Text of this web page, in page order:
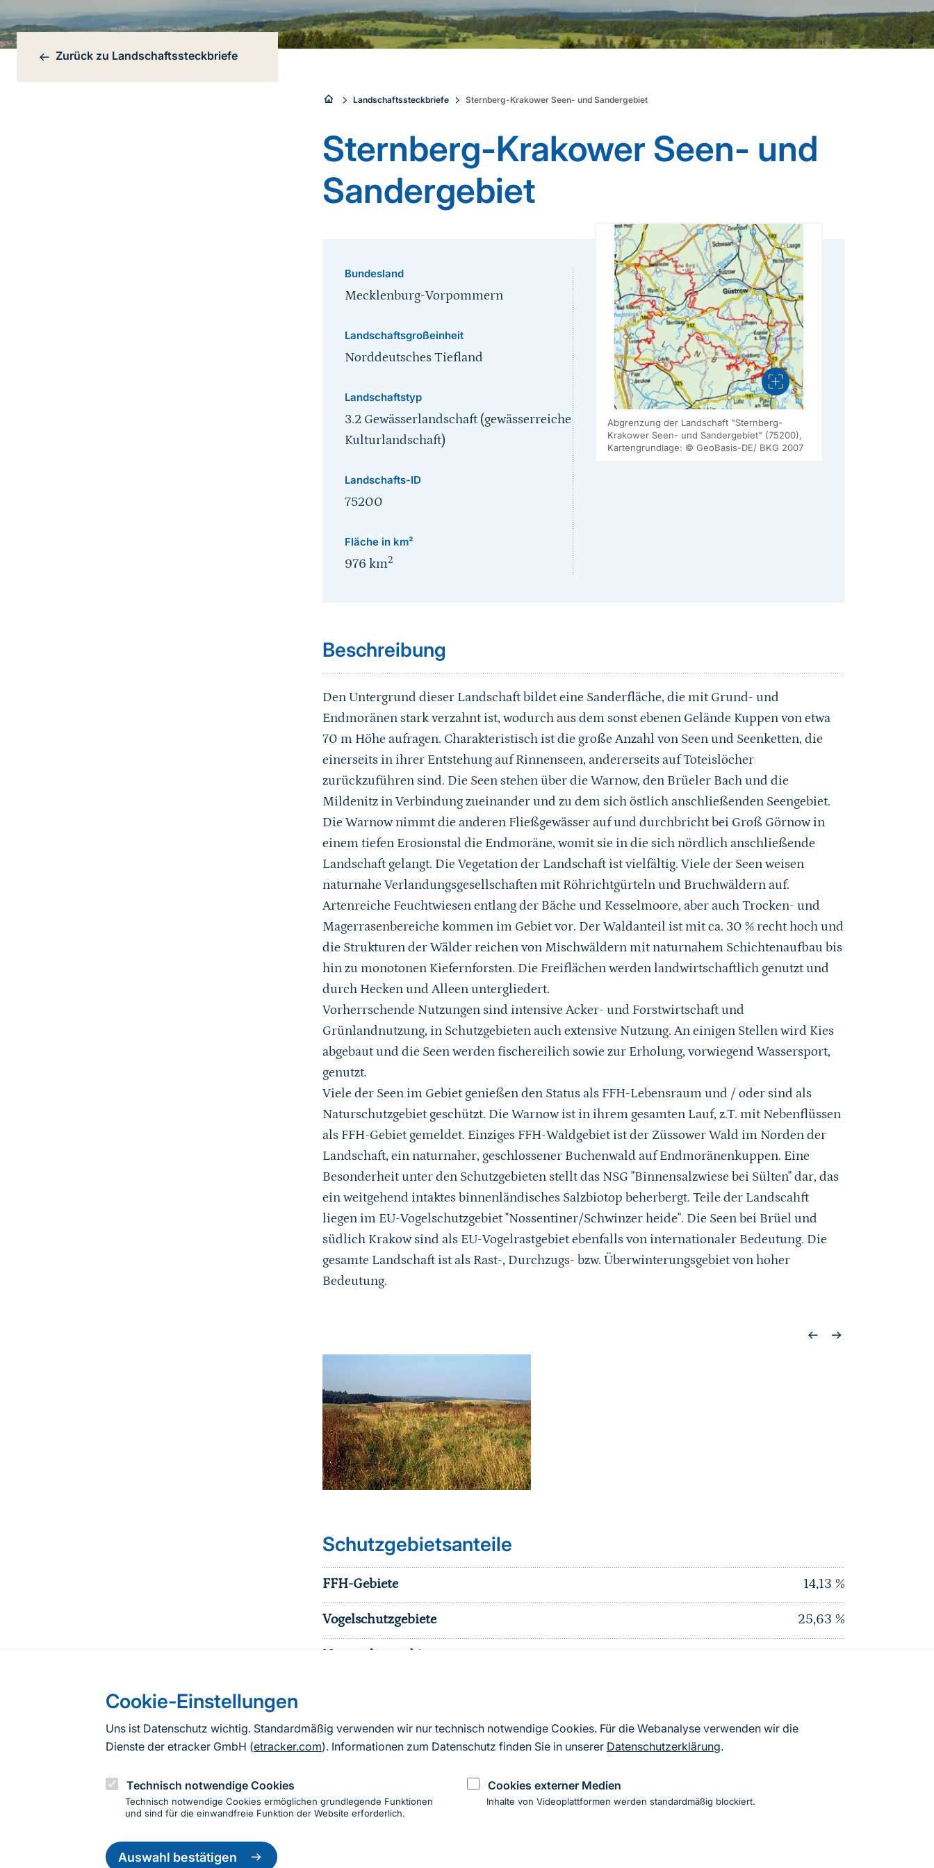
Cookie-Einstellungen
Uns ist Datenschutz wichtig. Standardmäßig verwenden wir nur technisch notwendige Cookies. Für die Webanalyse verwenden wir die
Dienste der etracker GmbH (etracker.com). Informationen zum Datenschutz finden Sie in unserer Datenschutzerklärung.
Technisch notwendige Cookies
Technisch notwendige Cookies ermöglichen grundlegende Funktionen
und sind für die einwandfreie Funktion der Website erforderlich.
Cookies externer Medien
Inhalte von Videoplattformen werden standardmäßig blockiert.
Auswahl bestätigen
Einwilligung
zurückziehen
Bereichsnavigation
Zurück zu Landschaftssteckbriefe
Sie
sind
hier:
Landschaftssteckbriefe Sternberg-Krakower Seen- und Sandergebiet
Sternberg-Krakower Seen- und
Sandergebiet
Bundesland
Mecklenburg-Vorpommern
Landschaftsgroßeinheit
Norddeutsches Tiefland
Landschaftstyp
3.2 Gewässerlandschaft (gewässerreiche
Kulturlandschaft)
Landschafts-ID
75200
Fläche in km²
976 km2
Vergrößern
Abgrenzung der Landschaft "Sternberg-
Krakower Seen- und Sandergebiet" (75200),
Kartengrundlage: © GeoBasis-DE/ BKG 2007
Beschreibung
Den Untergrund dieser Landschaft bildet eine Sanderfläche, die mit Grund- und
Endmoränen stark verzahnt ist, wodurch aus dem sonst ebenen Gelände Kuppen von etwa
70 m Höhe aufragen. Charakteristisch ist die große Anzahl von Seen und Seenketten, die
einerseits in ihrer Entstehung auf Rinnenseen, andererseits auf Toteislöcher
zurückzuführen sind. Die Seen stehen über die Warnow, den Brüeler Bach und die
Mildenitz in Verbindung zueinander und zu dem sich östlich anschließenden Seengebiet.
Die Warnow nimmt die anderen Fließgewässer auf und durchbricht bei Groß Görnow in
einem tiefen Erosionstal die Endmoräne, womit sie in die sich nördlich anschließende
Landschaft gelangt. Die Vegetation der Landschaft ist vielfältig. Viele der Seen weisen
naturnahe Verlandungsgesellschaften mit Röhrichtgürteln und Bruchwäldern auf.
Artenreiche Feuchtwiesen entlang der Bäche und Kesselmoore, aber auch Trocken- und
Magerrasenbereiche kommen im Gebiet vor. Der Waldanteil ist mit ca. 30 % recht hoch und
die Strukturen der Wälder reichen von Mischwäldern mit naturnahem Schichtenaufbau bis
hin zu monotonen Kiefernforsten. Die Freiflächen werden landwirtschaftlich genutzt und
durch Hecken und Alleen untergliedert.
Vorherrschende Nutzungen sind intensive Acker- und Forstwirtschaft und
Grünlandnutzung, in Schutzgebieten auch extensive Nutzung. An einigen Stellen wird Kies
abgebaut und die Seen werden fischereilich sowie zur Erholung, vorwiegend Wassersport,
genutzt.
Viele der Seen im Gebiet genießen den Status als FFH-Lebensraum und / oder sind als
Naturschutzgebiet geschützt. Die Warnow ist in ihrem gesamten Lauf, z.T. mit Nebenflüssen
als FFH-Gebiet gemeldet. Einziges FFH-Waldgebiet ist der Züssower Wald im Norden der
Landschaft, ein naturnaher, geschlossener Buchenwald auf Endmoränenkuppen. Eine
Besonderheit unter den Schutzgebieten stellt das NSG "Binnensalzwiese bei Sülten" dar, das
ein weitgehend intaktes binnenländisches Salzbiotop beherbergt. Teile der Landscahft
liegen im EU-Vogelschutzgebiet "Nossentiner/Schwinzer heide". Die Seen bei Brüel und
südlich Krakow sind als EU-Vogelrastgebiet ebenfalls von internationaler Bedeutung. Die
gesamte Landschaft ist als Rast-, Durchzugs- bzw. Überwinterungsgebiet von hoher
Bedeutung.
Karussell Start
Schutzgebietsanteile
FFH-Gebiete 14,13 %
Vogelschutzgebiete 25,63 %
Naturschutzgebiete
sonst. Schutzgebiete
Informationen zur Seite